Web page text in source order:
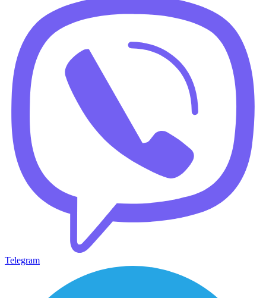
Telegram